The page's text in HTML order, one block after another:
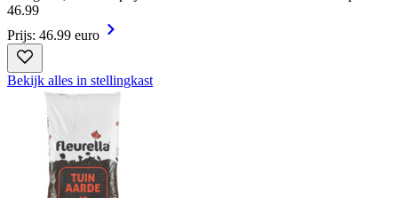
46.99
Prijs: 46.99 euro
Bekijk alles in stellingkast